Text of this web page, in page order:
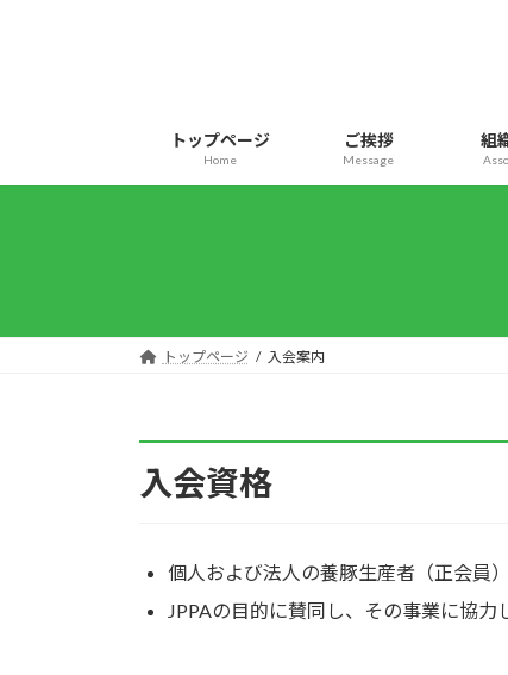
ス
ン
トップページ
Home
ご挨拶
Message
組
トップページ 入会案内
入会資格
個人および法人の養豚生産者（正会員）
JPPAの目的に賛同し、その事業に協力